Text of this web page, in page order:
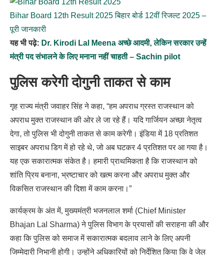
Bihar Board 12th Result 2025 बिहार बोर्ड 12वीं रिजल्ट 2025 –
पूरी जानकारी
यह भी पढ़े: Dr. Kirodi Lal Meena अच्छे आदमी, लेकिन सरकार उन्हें
मंत्री पद संभालने के लिए मनाना नहीं चाहती – Sachin pilot
पुलिस करेगी दोगुनी ताकत से काम
गृह राज्य मंत्री जवाहर सिंह ने कहा, “हम अपराध ग्रस्त राजस्थान को
अपराध मुक्त राजस्थान की ओर ले जा रहे हैं। यदि गार्जियन अच्छा नेतृत्व
देगा, तो पुलिस भी दोगुनी ताकत से काम करेगी। इंडिया में 18 प्रतिशत
साइबर अपराध डिग में हो रहे थे, जो अब घटकर 4 प्रतिशत पर आ गया है।
यह एक सकारात्मक संकेत है। हमारी प्राथमिकता है कि राजस्थान को
शांति प्रिय बनाना, भ्रष्टाचार को खत्म करना और अपराध मुक्त और
विकसित राजस्थान की दिशा में काम करना।”
कार्यक्रम के अंत में, मुख्यमंत्री भजनलाल शर्मा (Chief Minister
Bhajan Lal Sharma) ने पुलिस विभाग के प्रयासों की सराहना की और
कहा कि पुलिस को समाज में सकारात्मक बदलाव लाने के लिए अपनी
जिम्मेदारी निभानी होगी। उन्होंने अधिकारियों को निर्देशित किया कि वे जेल